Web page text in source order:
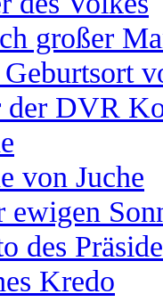
großer
der DVR
von Juche
ewigen
des
Kredo